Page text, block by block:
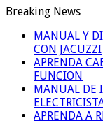
Breaking News
MANUAL Y
CON JACUZZI
APRENDA
FUNCION
MANUAL DE
APRENDA A